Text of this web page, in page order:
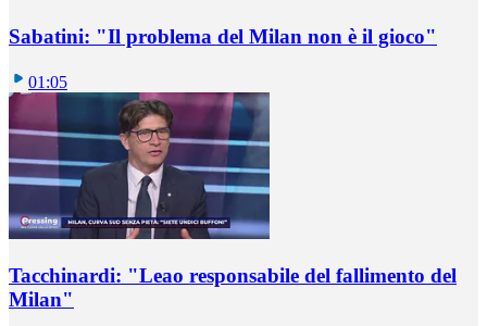
Sabatini: "Il problema del Milan non è il gioco"
01:05
Tacchinardi: "Leao responsabile del fallimento del
Milan"